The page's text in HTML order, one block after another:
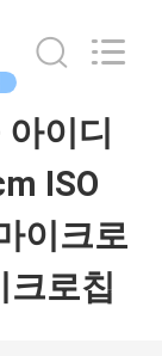
이디
ISO
이크로
크로칩